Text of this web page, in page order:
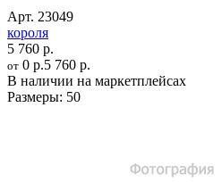
Арт. 23049
короля
5 760 р.
от 0 р.5 760 р.
В наличии на маркетплейсах
Размеры: 50